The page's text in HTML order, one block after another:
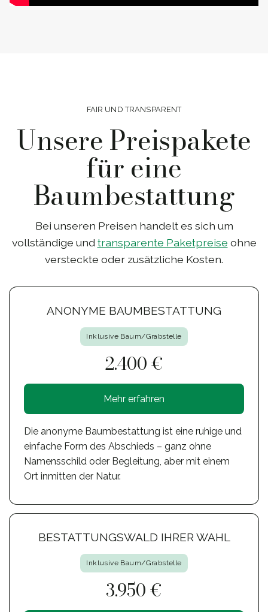
FAIR UND TRANSPARENT
Unsere Preispakete
für eine
Baumbestattung
Bei unseren Preisen handelt es sich um
vollständige und transparente Paketpreise ohne
versteckte oder zusätzliche Kosten.
ANONYME BAUMBESTATTUNG
Inklusive Baum/Grabstelle
2.400 €
Mehr erfahren
Die anonyme Baumbestattung ist eine ruhige und
einfache Form des Abschieds – ganz ohne
Namensschild oder Begleitung, aber mit einem
Ort inmitten der Natur.
BESTATTUNGSWALD IHRER WAHL
Inklusive Baum/Grabstelle
3.950 €